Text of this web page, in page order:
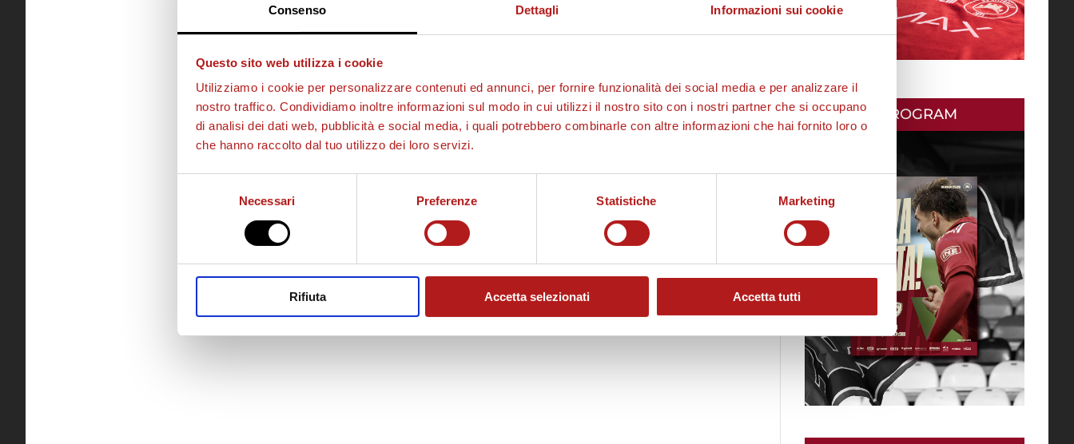
Consenso Dettagli Informazioni sui cookie
Questo sito web utilizza i cookie
Utilizziamo i cookie per personalizzare contenuti ed annunci, per fornire funzionalità dei social media e per analizzare il
nostro traffico. Condividiamo inoltre informazioni sul modo in cui utilizzi il nostro sito con i nostri partner che si occupano
di analisi dei dati web, pubblicità e social media, i quali potrebbero combinarle con altre informazioni che hai fornito loro o
che hanno raccolto dal tuo utilizzo dei loro servizi.
Necessari Preferenze Statistiche Marketing
Rifiuta Accetta selezionati Accetta tutti
MATCH PROGRAM